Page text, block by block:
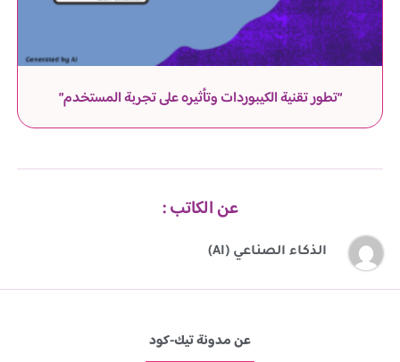
“تطور تقنية الكيبوردات وتأثيره على تجربة المستخدم”
عن الكاتب :
الذكاء الصناعي (AI)
عن مدونة تيك-كود